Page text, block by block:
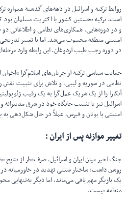
روابط ترکیه و اسرائیل در دهه‌های گذشته همواره
است. ترکیه نخستین کشور با اکثریت مسلمان بود
و در دوره‌هایی، همکاری‌های نظامی و اطلاعاتی
امنیتی منطقه محسوب می‌شد. اما با تغییر
در دوره رجب طیب اردوغان، این رابطه وارد
حمایت سیاسی ترکیه از جریان‌های اسلام‌گرا
نظامی در سوریه و لیبی، و تلاش برای تثبیت نقش
آنکارا را از یک شریک عمل‌گرا به یک رقیب
اسرائیل نیز با تثبیت جایگاه خود در شرق
امنیتی با یونان و قبرس، عملاً در حال شکل‌دهی
تغییر موازنه پس از ایران :
جنگ اخیر میان ایران و اسرائیل، صرف‌نظر از
روشن داشت: ساختار سنتی تهدید در خاورمیانه
یک بازیگر مهم باقی می‌ماند، اما دیگر به‌تنهایی
منطقه نیست.